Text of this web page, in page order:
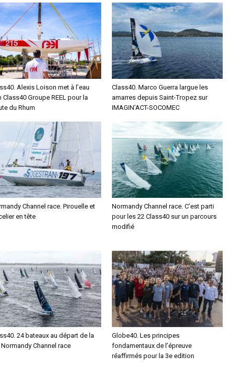
Alexis Loison met à l’eau
Class40 Groupe REEL pour la
du Rhum
Class40. Marco Guerra largue les
amarres depuis Saint-Tropez sur
IMAGIN’ACT-SOCOMEC
Channel race. Pirouelle et
en tête
Normandy Channel race. C’est parti
pour les 22 Class40 sur un parcours
modifié
24 bateaux au départ de la
Normandy Channel race
Globe40. Les principes
fondamentaux de l’épreuve
réaffirmés pour la 3e edition